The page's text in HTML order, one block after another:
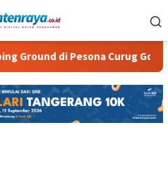
di Pesona Curug Goong